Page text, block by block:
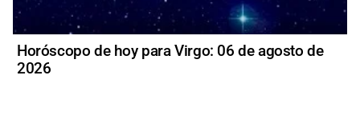
Horóscopo de hoy para Virgo: 06 de agosto de
2026